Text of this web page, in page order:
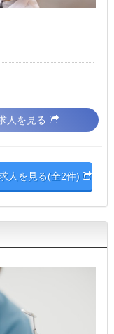
人を見る
人を見る(全2件)